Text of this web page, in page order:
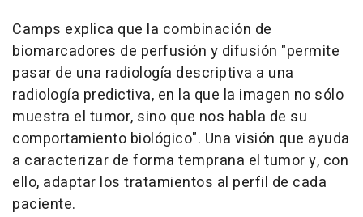
Camps explica que la combinación de
biomarcadores de perfusión y difusión "permite
pasar de una radiología descriptiva a una
radiología predictiva, en la que la imagen no sólo
muestra el tumor, sino que nos habla de su
comportamiento biológico". Una visión que ayuda
a caracterizar de forma temprana el tumor y, con
ello, adaptar los tratamientos al perfil de cada
paciente.